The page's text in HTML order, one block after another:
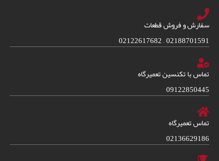
سفارش و فروش قطعات
02188701591 – 02122617682
تماس با تکنسین تعمیرگاه
09122850445
تماس تعمیرگاه
02136629186